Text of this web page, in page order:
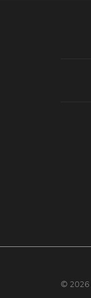
© 2026